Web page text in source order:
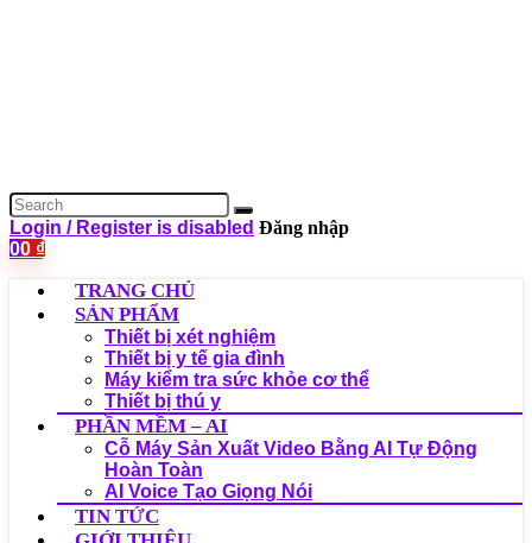
Login / Register is disabled Đăng nhập
00 ₫
TRANG CHỦ
SẢN PHẨM
Thiết bị xét nghiệm
Thiết bị y tế gia đình
Máy kiểm tra sức khỏe cơ thể
Thiết bị thú y
PHẦN MỀM – AI
Cỗ Máy Sản Xuất Video Bằng AI Tự Động
Hoàn Toàn
AI Voice Tạo Giọng Nói
TIN TỨC